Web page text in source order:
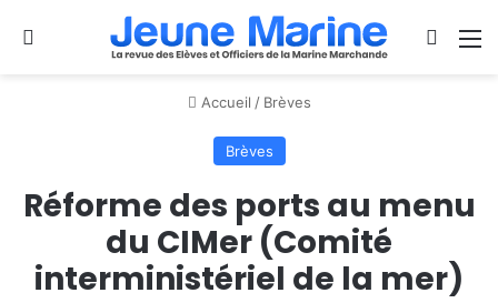
Se connecter
Accueil / Brèves
Brèves
Réforme des ports au menu
du CIMer (Comité
interministériel de la mer)